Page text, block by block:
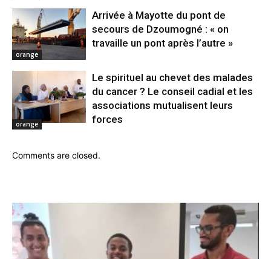
orange
Arrivée à Mayotte du pont de
secours de Dzoumogné : « on
travaille un pont après l’autre »
orange
Le spirituel au chevet des malades
du cancer ? Le conseil cadial et les
associations mutualisent leurs
forces
Comments are closed.